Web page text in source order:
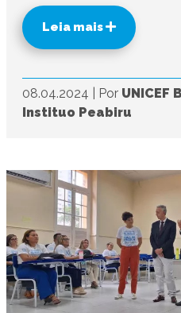
Leia mais
08.04.2024 Por UNICEF
Instituo Peabiru